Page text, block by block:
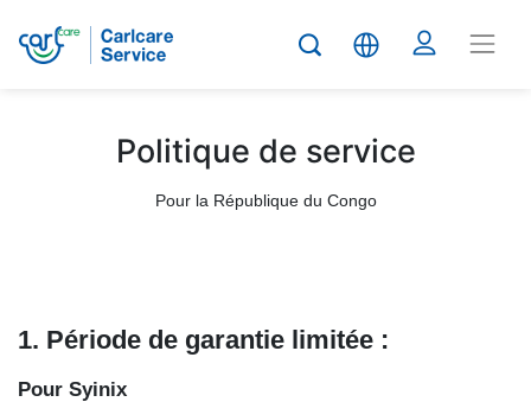
Politique de service
Pour la République du Congo
1. Période de garantie limitée :
Pour Syinix